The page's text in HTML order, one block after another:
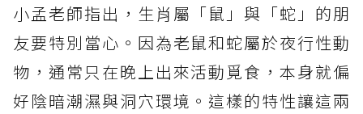
小孟老師指出，生肖屬「鼠」與「蛇」的朋
友要特別當心。因為老鼠和蛇屬於夜行性動
物，通常只在晚上出來活動覓食，本身就偏
好陰暗潮濕與洞穴環境。這樣的特性讓這兩